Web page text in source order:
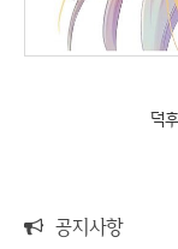
덕
공지사항